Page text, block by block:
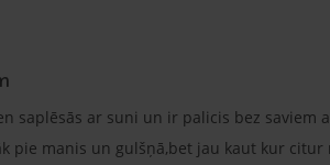
saplēsās ar suni un ir palicis bez saviem
pie manis un gulšņā,bet jau kaut kur